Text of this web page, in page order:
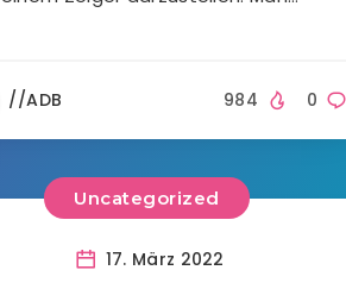
//ADB 0
984
Uncategorized
17. März 2022